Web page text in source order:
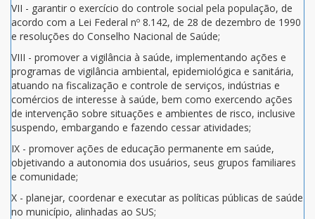
VII - garantir o exercício do controle social pela população, de
acordo com a Lei Federal nº 8.142, de 28 de dezembro de 1990
e resoluções do Conselho Nacional de Saúde;
VIII - promover a vigilância à saúde, implementando ações e
programas de vigilância ambiental, epidemiológica e sanitária,
atuando na fiscalização e controle de serviços, indústrias e
comércios de interesse à saúde, bem como exercendo ações
de intervenção sobre situações e ambientes de risco, inclusive
suspendo, embargando e fazendo cessar atividades;
IX - promover ações de educação permanente em saúde,
objetivando a autonomia dos usuários, seus grupos familiares
e comunidade;
X - planejar, coordenar e executar as políticas públicas de saúde
no município, alinhadas ao SUS;